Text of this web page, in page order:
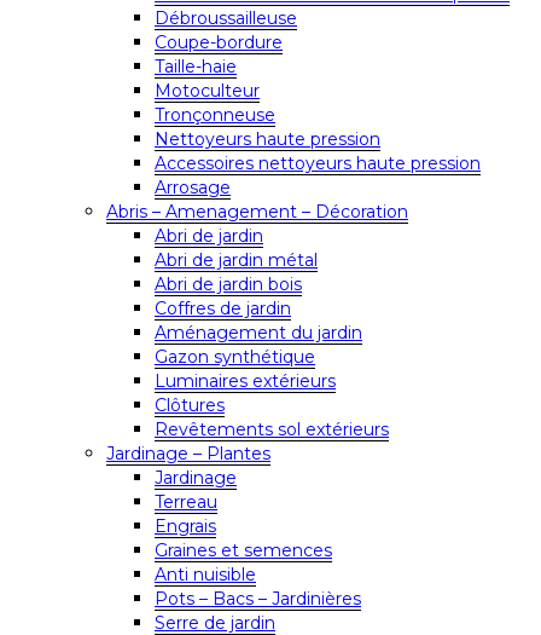
Débroussailleuse
Coupe-bordure
Taille-haie
Motoculteur
Tronçonneuse
Nettoyeurs haute pression
Accessoires nettoyeurs haute pression
Arrosage
Abris – Amenagement – Décoration
Abri de jardin
Abri de jardin métal
Abri de jardin bois
Coffres de jardin
Aménagement du jardin
Gazon synthétique
Luminaires extérieurs
Clôtures
Revêtements sol extérieurs
Jardinage – Plantes
Jardinage
Terreau
Engrais
Graines et semences
Anti nuisible
Pots – Bacs – Jardinières
Serre de jardin